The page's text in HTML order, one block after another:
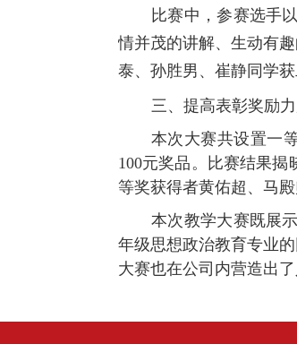
比赛中，参赛选手
情并茂的讲解、生动有
泰、孙胜男、崔静同学
三、提高表彰奖励
本次大赛共设置一
100元奖品。比赛结果
等奖获得者黄佑超、马
本次教学大赛既展
年级思想政治教育专业
大赛也在公司内营造出